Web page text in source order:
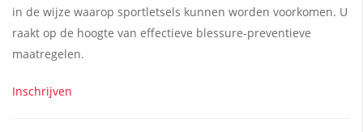
in de wijze waarop sportletsels kunnen worden voorkomen. U
raakt op de hoogte van effectieve blessure-preventieve
maatregelen.
Inschrijven